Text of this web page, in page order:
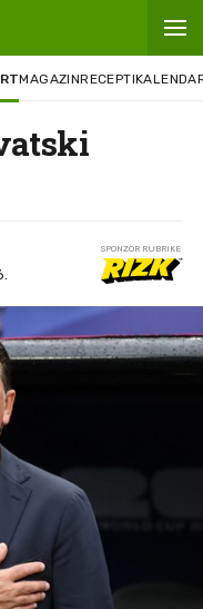
MAGAZINRECEPTI
SPONZOR RUBRIKE